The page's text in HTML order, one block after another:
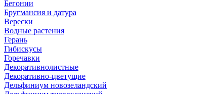
Бегонии
Бругмансия и датура
Верески
Водные растения
Герань
Гибискусы
Горечавки
Декоративнолистные
Декоративно-цветущие
Дельфиниум новозеландский